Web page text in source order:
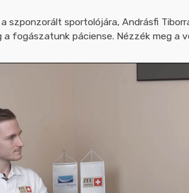
szponzorált sportolójára, Andrásfi
fogászatunk páciense. Nézzék meg a